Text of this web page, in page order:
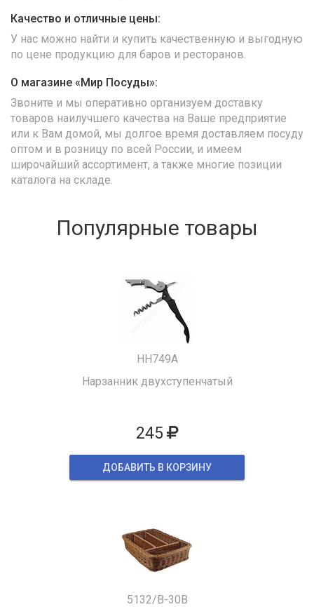
Качество и отличные цены:
У нас можно найти и купить качественную и выгодную
по цене продукцию для баров и ресторанов.
О магазине «Мир Посуды»:
Звоните и мы оперативно организуем доставку
товаров наилучшего качества на Ваше предприятие
или к Вам домой, мы долгое время доставляем посуду
оптом и в розницу по всей России, и имеем
широчайший ассортимент, а также многие позиции
каталога на складе.
Популярные товары
HH749A
Нарзанник двухступенчатый
245
ДОБАВИТЬ В КОРЗИНУ
5132/B-30B